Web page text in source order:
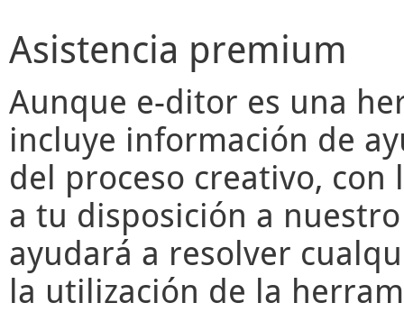
Asistencia premium
Aunque e-ditor es una
incluye información de
del proceso creativo,
a tu disposición a
ayudará a resolver
la utilización de la